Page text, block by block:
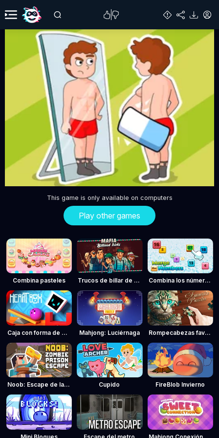
This game is only available on computers
Play other games
Combina pasteles Trucos de billar de la mafia Combina los números
Caja con forma de corazón Mahjong: Luciérnaga Rompecabezas favoritos
Noob: Escape de la cárcel de zombies Cupido FireBlob Invierno